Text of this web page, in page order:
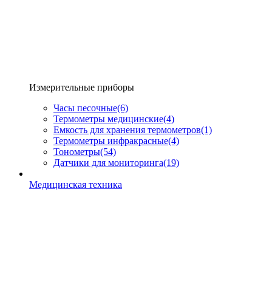
Измерительные приборы
Часы песочные(6)
Термометры медицинские(4)
Емкость для хранения термометров(1)
Термометры инфракрасные(4)
Тонометры(54)
Датчики для мониторинга(19)
Медицинская техника